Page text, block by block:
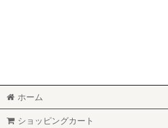
ホーム
ショッピングカート